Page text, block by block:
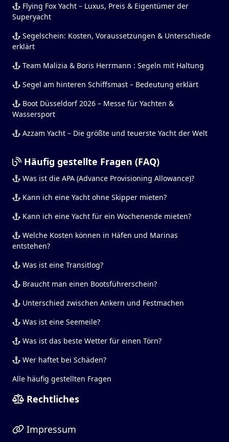
Flying Fox Yacht – Luxus, Preis & Eigentümer der
Superyacht
Segelschein: Kosten, Voraussetzungen & Unterschiede
erklärt
Team Malizia & Boris Herrmann : Segeln mit Haltung
Segel am hinteren Schiffsmast – Bedeutung erklärt
Boot Düsseldorf 2026 – Messe für Yachten &
Wassersport
Azzam Yacht – Die größte und teuerste Yacht der Welt
Häufig gestellte Fragen (FAQ)
Was ist die APA (Advance Provisioning Allowance)?
Kann ich eine Yacht ohne Skipper mieten?
Kann ich eine Yacht für ein Wochenende mieten?
Welche Kosten können in Häfen und Marinas
entstehen?
Was ist eine Transitlog?
Braucht man einen Bootsführerschein?
Unterschied zwischen Ankern und Festmachen
Was ist eine Seemeile?
Was ist das beste Wetter für einen Törn?
Wer haftet bei Schäden?
Alle häufig gestellten Fragen
Rechtliches
Impressum